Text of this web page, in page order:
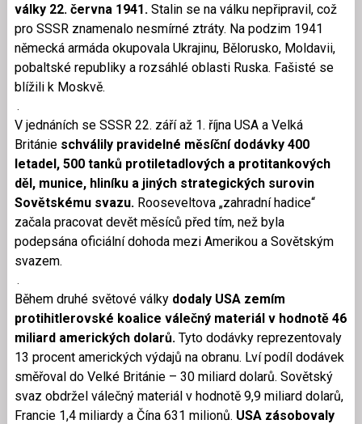
války 22. června 1941. Stalin se na válku nepřipravil, což
pro SSSR znamenalo nesmírné ztráty. Na podzim 1941
německá armáda okupovala Ukrajinu, Bělorusko, Moldavii,
pobaltské republiky a rozsáhlé oblasti Ruska. Fašisté se
blížili k Moskvě.
V jednáních se SSSR 22. září až 1. října USA a Velká
Británie schválily pravidelné měsíční dodávky 400
letadel, 500 tanků protiletadlových a protitankových
děl, munice, hliníku a jiných strategických surovin
Sovětskému svazu. Rooseveltova „zahradní hadice“
začala pracovat devět měsíců před tím, než byla
podepsána oficiální dohoda mezi Amerikou a Sovětským
svazem.
Během druhé světové válkydodaly USA zemím
protihitlerovské koalice válečný materiál v hodnotě 46
miliard amerických dolarů. Tyto dodávky reprezentovaly
13 procent amerických výdajů na obranu. Lví podíl dodávek
směřoval do Velké Británie – 30 miliard dolarů. Sovětský
svaz obdržel válečný materiál v hodnotě 9,9 miliard dolarů,
Francie 1,4 miliardy a Čína 631 milionů. USA zásobovaly